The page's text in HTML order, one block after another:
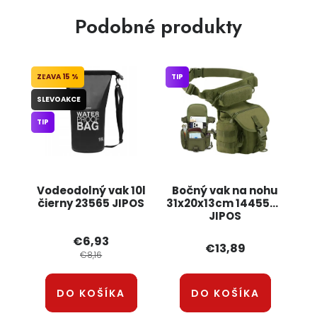
Podobné produkty
Vodeodolný vak 10l
čierny 23565 JIPOS
15 %
SLEVOAKCE
TIP
€6,93
€8,16
DO KOŠÍKA
Bočný vak na nohu
31x20x13cm 14455_Z
JIPOS
TIP
€13,89
DO KOŠÍKA